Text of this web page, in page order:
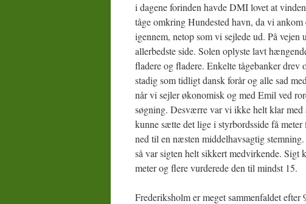
i dagene forinden havde DMI lovet at
tåge omkring Hundested havn, da vi
igennem, netop som vi sejlede ud. På
allerbedste side. Solen oplyste lavt
fladere og fladere. Enkelte tågebanker drev
stadig som tidligt dansk forår og alle sad
når vi sejler økonomisk og med Emil ved
søgning. Desværre var vi ikke helt klar med
kunne sætte det lige i styrbordsside få
ned til en næsten middelhavsagtig
så var sigten helt sikkert medvirkende.
meter og flere vurderede den til mindst 15.
Frederiksholm er meget sammenfaldet